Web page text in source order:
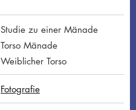
Studie zu einer Mänade
Torso Mänade
Weiblicher Torso
Fotografie